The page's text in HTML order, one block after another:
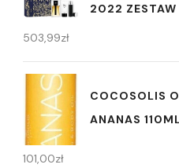
2022 ZESTAW
503,99zł
COCOSOLIS
ANANAS
101,00zł